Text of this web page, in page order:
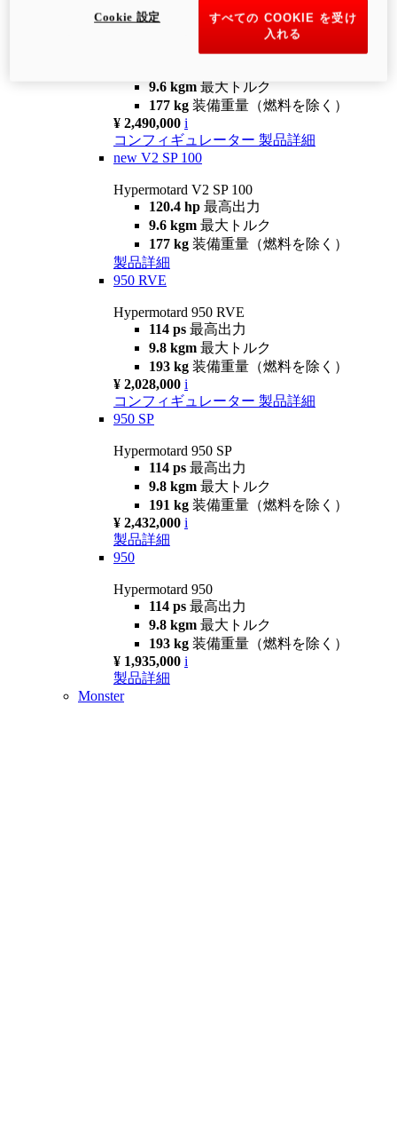
newV2 SP
Hypermotard V2 SP
9.6 kgm 最大トルク
177 kg 装備重量（燃料を除く）
¥ 2,490,000 i
コンフィギュレーター 製品詳細
new V2 SP 100
Hypermotard V2 SP 100
120.4 hp 最高出力
9.6 kgm 最大トルク
177 kg 装備重量（燃料を除く）
製品詳細
950 RVE
Hypermotard 950 RVE
114 ps 最高出力
9.8 kgm 最大トルク
193 kg 装備重量（燃料を除く）
¥ 2,028,000 i
コンフィギュレーター 製品詳細
950 SP
Hypermotard 950 SP
114 ps 最高出力
9.8 kgm 最大トルク
191 kg 装備重量（燃料を除く）
¥ 2,432,000 i
製品詳細
950
Hypermotard 950
114 ps 最高出力
9.8 kgm 最大トルク
193 kg 装備重量（燃料を除く）
¥ 1,935,000 i
製品詳細
Monster
すべての COOKIE を受け
入れる
Cookie 設定